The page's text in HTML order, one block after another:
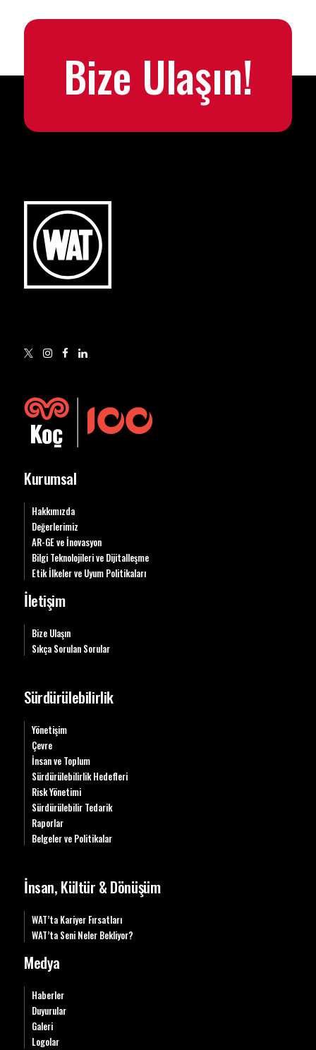
Bize Ulaşın!
Kurumsal
Hakkımızda
Değerlerimiz
AR-GE ve İnovasyon
Bilgi Teknolojileri ve Dijitalleşme
Etik İlkeler ve Uyum Politikaları
İletişim
Bize Ulaşın
Sıkça Sorulan Sorular
Sürdürülebilirlik
Yönetişim
Çevre
İnsan ve Toplum
Sürdürülebilirlik Hedefleri
Risk Yönetimi
Sürdürülebilir Tedarik
Raporlar
Belgeler ve Politikalar
İnsan, Kültür & Dönüşüm
WAT’ta Kariyer Fırsatları
WAT’ta Seni Neler Bekliyor?
Medya
Haberler
Duyurular
Galeri
Logolar